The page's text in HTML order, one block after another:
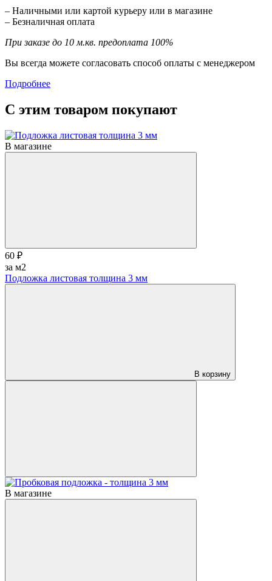
– Наличными или картой курьеру или в магазине
– Безналичная оплата
При заказе до 10 м.кв. предоплата 100%
Вы всегда можете согласовать способ оплаты с менеджером
Подробнее
С этим товаром покупают
В магазине
60 ₽
за м2
Подложка листовая толщина 3 мм
В корзину
В магазине